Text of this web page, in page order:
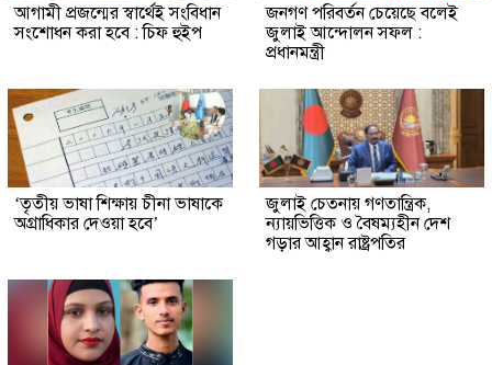
আগামী প্রজন্মের স্বার্থেই সংবিধান
সংশোধন করা হবে : চিফ হুইপ
জনগণ পরিবর্তন চেয়েছে বলেই
জুলাই আন্দোলন সফল :
প্রধানমন্ত্রী
‘তৃতীয় ভাষা শিক্ষায় চীনা ভাষাকে
অগ্রাধিকার দেওয়া হবে’
জুলাই চেতনায় গণতান্ত্রিক,
ন্যায়ভিত্তিক ও বৈষম্যহীন দেশ
গড়ার আহ্বান রাষ্ট্রপতির